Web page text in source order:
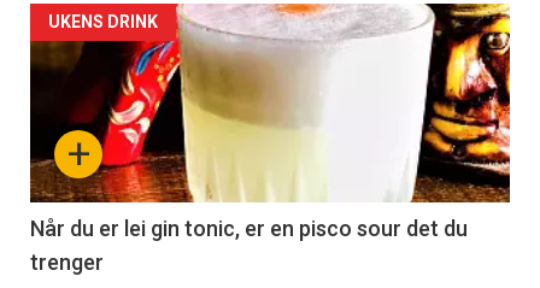
Forsiden
akkurat
nå
-
2
+
UKENS DRINK
Når du er lei gin tonic, er en pisco sour det du
trenger